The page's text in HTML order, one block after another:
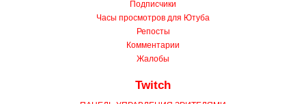
Часы просмотров для Ютуба
Репосты
Комментарии
Жалобы